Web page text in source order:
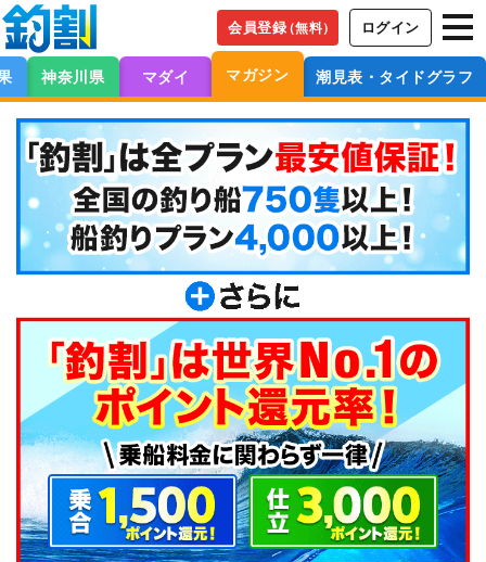
会員登録（無料） ログイン
神奈川県 マダイ マガジン 潮見表・タイドグラフ